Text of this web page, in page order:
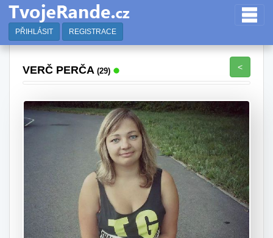
PŘIHLÁSIT REGISTRACE
VERČ PERČA (29) <